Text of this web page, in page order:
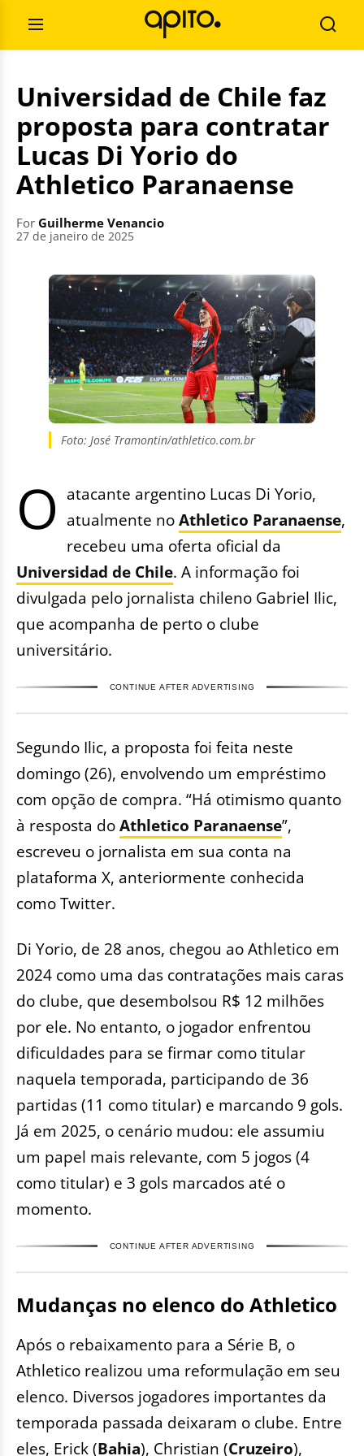
contentOpen
Menu
for:
Universidad de Chile faz
proposta para contratar
Lucas Di Yorio do
Athletico Paranaense
For Guilherme Venancio
27 de janeiro de 2025
Foto: José Tramontin/athletico.com.br
O atacante argentino Lucas Di Yorio,
atualmente noAthletico Paranaense,
recebeu uma oferta oficial da
Universidad de Chile. A informação foi
divulgada pelo jornalista chileno Gabriel Ilic,
que acompanha de perto o clube
universitário.
CONTINUE AFTER ADVERTISING
Segundo Ilic, a proposta foi feita neste
domingo (26), envolvendo um empréstimo
com opção de compra. “Há otimismo quanto
à resposta doAthletico Paranaense”,
escreveu o jornalista em sua conta na
plataforma X, anteriormente conhecida
como Twitter.
Di Yorio, de 28 anos, chegou ao Athletico em
2024 como uma das contratações mais caras
do clube, que desembolsou R$ 12 milhões
por ele. No entanto, o jogador enfrentou
dificuldades para se firmar como titular
naquela temporada, participando de 36
partidas (11 como titular) e marcando 9 gols.
Já em 2025, o cenário mudou: ele assumiu
um papel mais relevante, com 5 jogos (4
como titular) e 3 gols marcados até o
momento.
CONTINUE AFTER ADVERTISING
Mudanças no elenco do Athletico
Após o rebaixamento para a Série B, o
Athletico realizou uma reformulação em seu
elenco. Diversos jogadores importantes da
temporada passada deixaram o clube. Entre
eles, Erick (Bahia), Christian (Cruzeiro),